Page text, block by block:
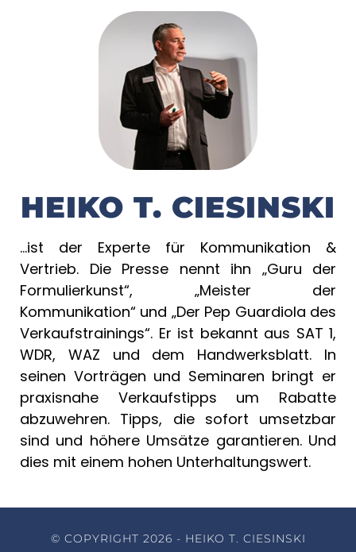
HEIKO T. CIESINSKI
…ist der Experte für Kommunikation &
Vertrieb. Die Presse nennt ihn „Guru der
Formulierkunst“, „Meister der
Kommunikation“ und „Der Pep Guardiola des
Verkaufstrainings“. Er ist bekannt aus SAT 1,
WDR, WAZ und dem Handwerksblatt. In
seinen Vorträgen und Seminaren bringt er
praxisnahe Verkaufstipps um Rabatte
abzuwehren. Tipps, die sofort umsetzbar
sind und höhere Umsätze garantieren. Und
dies mit einem hohen Unterhaltungswert.
© COPYRIGHT 2026 - HEIKO T. CIESINSKI